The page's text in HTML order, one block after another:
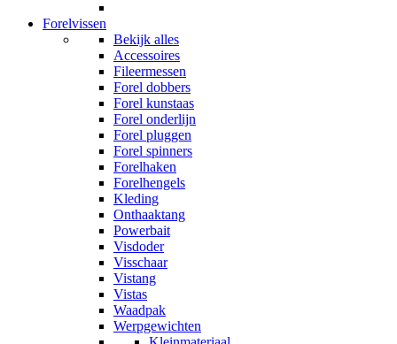
Forelvissen
Bekijk alles
Accessoires
Fileermessen
Forel dobbers
Forel kunstaas
Forel onderlijn
Forel pluggen
Forel spinners
Forelhaken
Forelhengels
Kleding
Onthaaktang
Powerbait
Visdoder
Visschaar
Vistang
Vistas
Waadpak
Werpgewichten